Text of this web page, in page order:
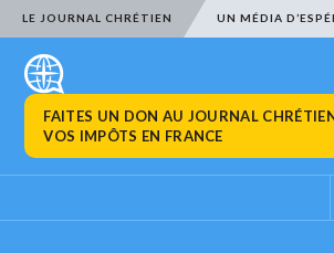
LE JOURNAL CHRÉTIEN UN MÉDIA
FAITES UN DON AU JOURNAL
VOS IMPÔTS EN FRANCE